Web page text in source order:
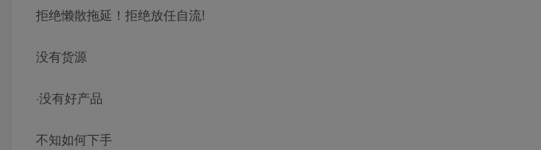
拒绝懒散拖延！拒绝放任自流!
没有货源
·没有好产品
不知如何下手